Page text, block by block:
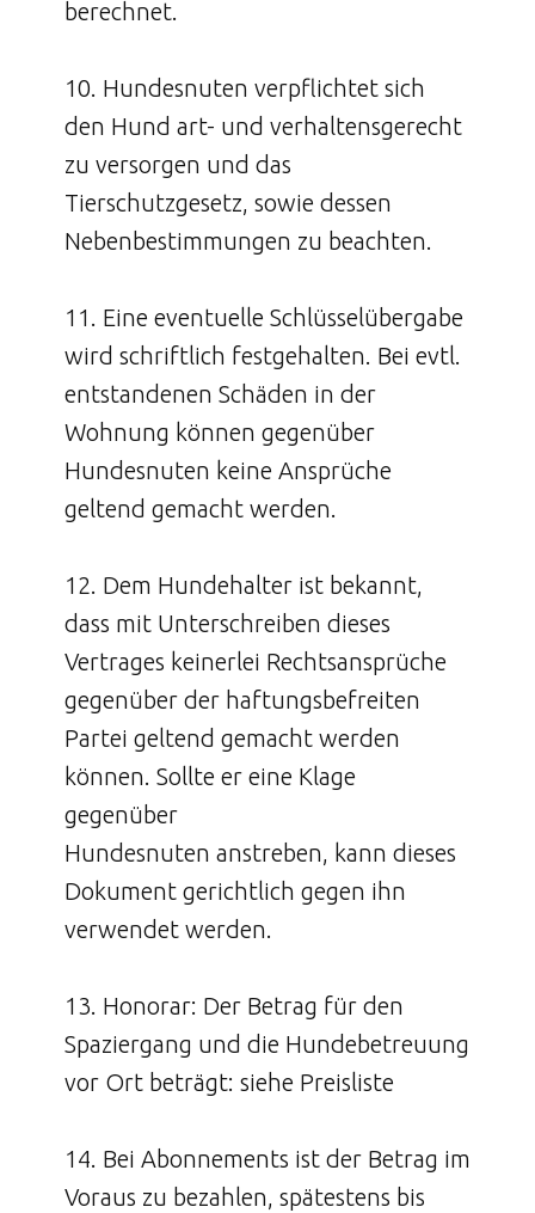
berechnet.
10. Hundesnuten verpflichtet sich
den Hund art- und verhaltensgerecht
zu versorgen und das
Tierschutzgesetz, sowie dessen
Nebenbestimmungen zu beachten.
11. Eine eventuelle Schlüsselübergabe
wird schriftlich festgehalten. Bei evtl.
entstandenen Schäden in der
Wohnung können gegenüber
Hundesnuten keine Ansprüche
geltend gemacht werden.
12. Dem Hundehalter ist bekannt,
dass mit Unterschreiben dieses
Vertrages keinerlei Rechtsansprüche
gegenüber der haftungsbefreiten
Partei geltend gemacht werden
können. Sollte er eine Klage
gegenüber
Hundesnuten anstreben, kann dieses
Dokument gerichtlich gegen ihn
verwendet werden.
13. Honorar: Der Betrag für den
Spaziergang und die Hundebetreuung
vor Ort beträgt: siehe Preisliste
14. Bei Abonnements ist der Betrag im
Voraus zu bezahlen, spätestens bis